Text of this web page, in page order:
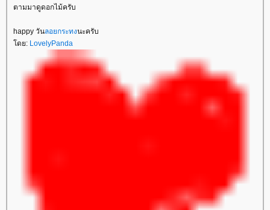
ตามมาดูดอกไม้ครับ
happy วันลอยกระทงนะครับ
ดย: LovelyPanda